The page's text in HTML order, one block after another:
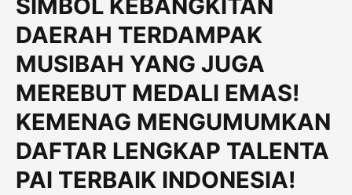
SIMBOL KEBANGKITAN
DAERAH TERDAMPAK
MUSIBAH YANG JUGA
MEREBUT MEDALI EMAS!
KEMENAG MENGUMUMKAN
DAFTAR LENGKAP TALENTA
PAI TERBAIK INDONESIA!